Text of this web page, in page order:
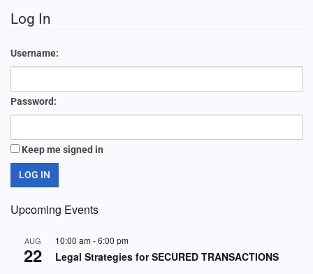
Log In
Username:
Password:
Keep me signed in
LOG IN
Upcoming Events
AUG
22
10:00 am-6:00 pm
Legal Strategies for SECURED TRANSACTIONS